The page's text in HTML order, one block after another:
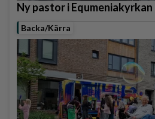
Ny pastor i
Backa/Kärra